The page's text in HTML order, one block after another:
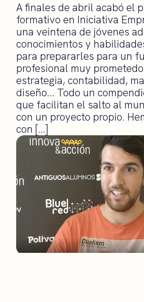
A finales de abril acabó el
formativo en Iniciativa
una veintena de jóvenes
conocimientos y
para prepararles para un
profesional muy
estrategia, contabilidad,
diseño… Todo un
que facilitan el salto al
con un proyecto propio.
con […]